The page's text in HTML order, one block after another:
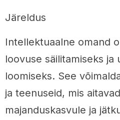
Järeldus
Intellektuaalne omand
loovuse säilitamiseks ja
loomiseks. See
ja teenuseid, mis
majanduskasvule ja